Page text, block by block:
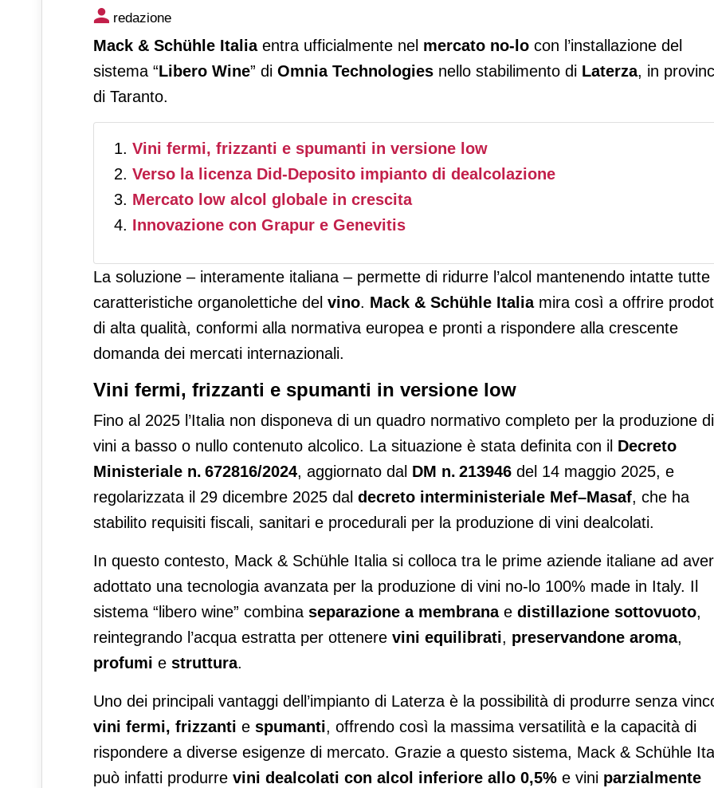
Mack & Schühle Italia inaugura uno dei primi impianti di
dealcolazione made in italy
redazione
Mack & Schühle Italia entra ufficialmente nel mercato no-lo con l’installazione del
sistema “Libero Wine” di Omnia Technologies nello stabilimento di Laterza, in
di Taranto.
Vini fermi, frizzanti e spumanti in versione low
Verso la licenza Did-Deposito impianto di dealcolazione
Mercato low alcol globale in crescita
Innovazione con Grapur e Genevitis
La soluzione – interamente italiana – permette di ridurre l’alcol mantenendo intatte tutte
caratteristiche organolettiche del vino. Mack & Schühle Italiamira così a offrire
di alta qualità, conformi alla normativa europea e pronti a rispondere alla crescente
domanda dei mercati internazionali.
Vini fermi, frizzanti e spumanti in versione low
Fino al 2025 l’Italia non disponeva di un quadro normativo completo per la produzione di
vini a basso o nullo contenuto alcolico. La situazione è stata definita con il Decreto
Ministeriale n. 672816/2024, aggiornato dal DM n. 213946 del 14 maggio 2025, e
regolarizzata il 29 dicembre 2025 dal decreto interministeriale Mef–Masaf, che ha
stabilito requisiti fiscali, sanitari e procedurali per la produzione di vini dealcolati.
In questo contesto, Mack & Schühle Italia si colloca tra le prime aziende italiane ad aver
adottato una tecnologia avanzata per la produzione di vini no-lo 100% made in Italy. Il
sistema “libero wine” combina separazione a membranae distillazione sottovuoto,
reintegrando l’acqua estratta per ottenere vini equilibrati, preservandone aroma,
profumi e struttura.
Uno dei principali vantaggi dell’impianto di Laterza è la possibilità di produrre senza
vini fermi, frizzanti e spumanti, offrendo così la massima versatilità e la capacità di
rispondere a diverse esigenze di mercato. Grazie a questo sistema, Mack & Schühle
può infatti produrre vini dealcolati con alcol inferiore allo 0,5% e vini parzialmente